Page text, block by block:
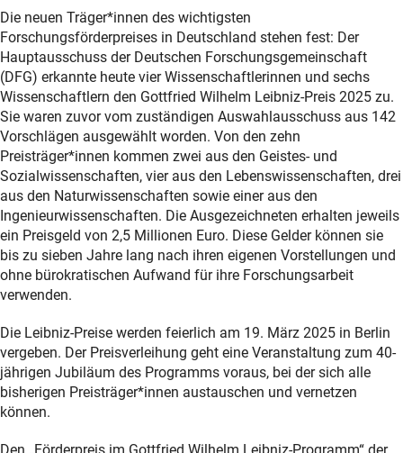
Die neuen Träger*innen des wichtigsten
Forschungsförderpreises in Deutschland stehen fest: Der
Hauptausschuss der Deutschen Forschungsgemeinschaft
(DFG) erkannte heute vier Wissenschaftlerinnen und sechs
Wissenschaftlern den Gottfried Wilhelm Leibniz-Preis 2025 zu.
Sie waren zuvor vom zuständigen Auswahlausschuss aus 142
Vorschlägen ausgewählt worden. Von den zehn
Preisträger*innen kommen zwei aus den Geistes- und
Sozialwissenschaften, vier aus den Lebenswissenschaften, drei
aus den Naturwissenschaften sowie einer aus den
Ingenieurwissenschaften. Die Ausgezeichneten erhalten jeweils
ein Preisgeld von 2,5 Millionen Euro. Diese Gelder können sie
bis zu sieben Jahre lang nach ihren eigenen Vorstellungen und
ohne bürokratischen Aufwand für ihre Forschungsarbeit
verwenden.
Die Leibniz-Preise werden feierlich am 19. März 2025 in Berlin
vergeben. Der Preisverleihung geht eine Veranstaltung zum 40-
jährigen Jubiläum des Programms voraus, bei der sich alle
bisherigen Preisträger*innen austauschen und vernetzen
können.
Den „Förderpreis im Gottfried Wilhelm Leibniz-Programm“ der